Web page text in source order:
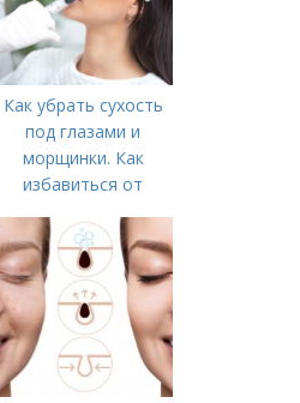
Как убрать сухость
под глазами и
морщинки. Как
избавиться от
косметологические
процедуры